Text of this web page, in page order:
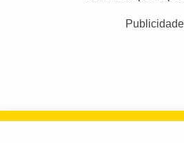
Publicidade